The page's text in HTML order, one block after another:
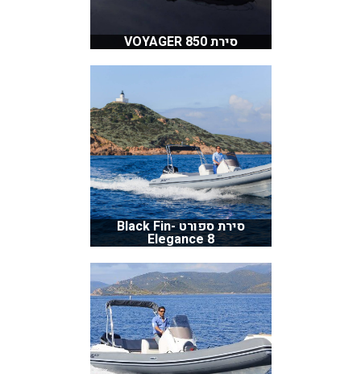
סירת 850 VOYAGER
סירת ספורט Black Fin-
Elegance 8